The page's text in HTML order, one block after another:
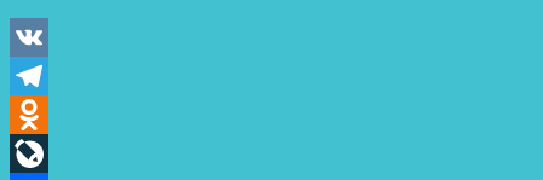
VK
Telegram
Odnoklassniki